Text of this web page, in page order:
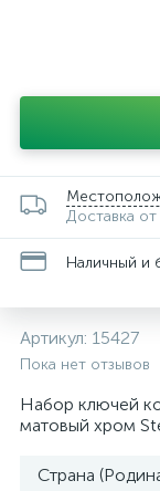
Доставка от
Наличный и
Артикул: 15427
Пока нет отзывов
Набор ключей
матовый хром
Страна